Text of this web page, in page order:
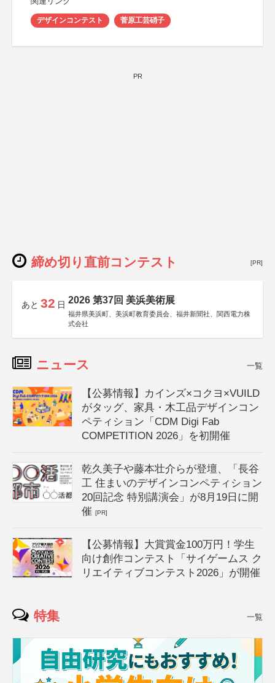
デザインコンテスト 菅原工芸硝子
PR
締め切り直前コンテスト [PR]
あと 32 日 2026 第37回 美浜美術展
福井県美浜町、美浜町教育委員会、福井新聞社、関西電力株
式会社
ニュース 一覧
【公募情報】カインズ×コクヨ×VUILD
がタッグ、家具・木工品デザインコン
ペティション「CDM Digi Fab
COMPETITION 2026」を初開催
乾久美子や藤本壮介らが登壇、「長谷
工 住まいのデザインコンペティション
20回記念 特別講演会」が8月19日に開
催[PR]
【公募情報】大賞賞金100万円！学生
向け創作コンテスト「サイゲームス ク
リエイティブコンテスト2026」が開催
特集 一覧